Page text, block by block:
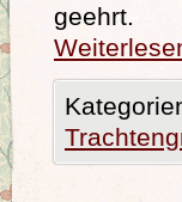
geehrt.